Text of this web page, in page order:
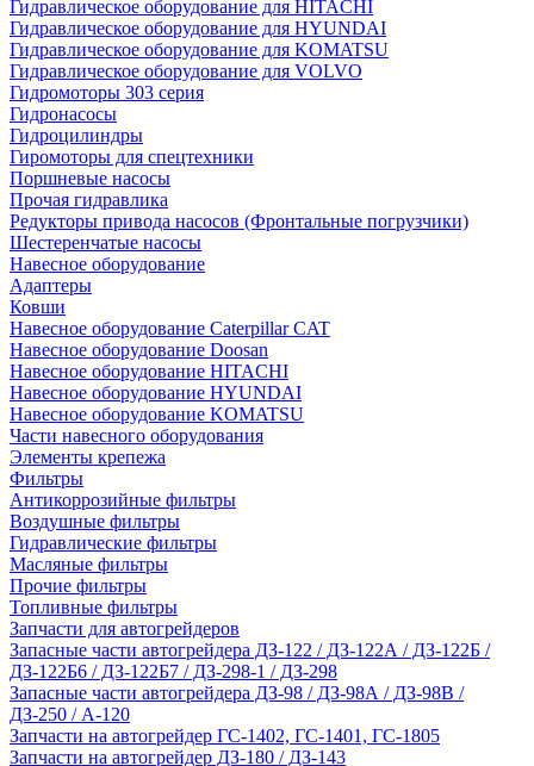
Гидравлическое оборудование для HITACHI
Гидравлическое оборудование для HYUNDAI
Гидравлическое оборудование для KOMATSU
Гидравлическое оборудование для VOLVO
Гидромоторы 303 серия
Гидронасосы
Гидроцилиндры
Гиромоторы для спецтехники
Поршневые насосы
Прочая гидравлика
Редукторы привода насосов (Фронтальные погрузчики)
Шестеренчатые насосы
Навесное оборудование
Адаптеры
Ковши
Навесное оборудование Caterpillar CAT
Навесное оборудование Doosan
Навесное оборудование HITACHI
Навесное оборудование HYUNDAI
Навесное оборудование KOMATSU
Части навесного оборудования
Элементы крепежа
Фильтры
Антикоррозийные фильтры
Воздушные фильтры
Гидравлические фильтры
Масляные фильтры
Прочие фильтры
Топливные фильтры
Запчасти для автогрейдеров
Запасные части автогрейдера ДЗ-122 / ДЗ-122А / ДЗ-122Б /
ДЗ-122Б6 / ДЗ-122Б7 / ДЗ-298-1 / ДЗ-298
Запасные части автогрейдера ДЗ-98 / ДЗ-98А / ДЗ-98В /
ДЗ-250 / А-120
Запчасти на автогрейдер ГС-1402, ГС-1401, ГС-1805
Запчасти на автогрейдер ДЗ-180 / ДЗ-143